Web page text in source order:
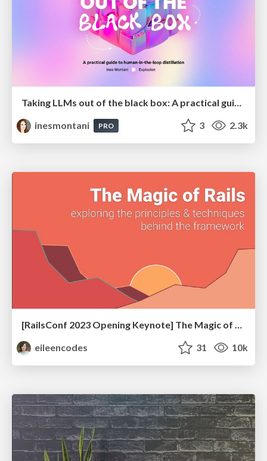
inesmontani
PRO 3 2.3k
[RailsConf 2023 Opening Keynote] The Magic of Rails
eileencodes
31 10k